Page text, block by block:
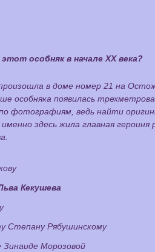
особняк в начале ХХ века?
в доме номер 21 на
особняка появилась
фотографиям, ведь найти
здесь жила главная
Кекушева
Степану Рябушинскому
Морозовой